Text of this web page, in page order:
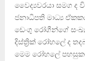
වෛද්‍යවරයා සමග ද
ජනාධිපති මාධ්‍ය
ඩෙංගු රෝගීන්ගේ
දිස්ත්‍රික් රෝහලේ ද
මෙම රෝහලේ